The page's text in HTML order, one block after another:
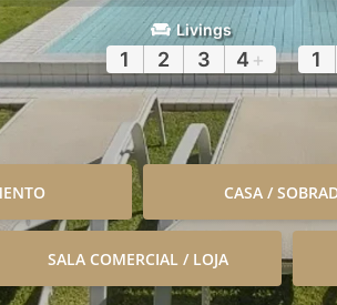
Livings
1 2 3 4 + 1
CASA /
SALA COMERCIAL / LOJA